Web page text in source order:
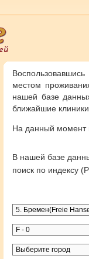
местом
нашей базе
ближайшие
На данный
В нашей базе
поиск по индексу